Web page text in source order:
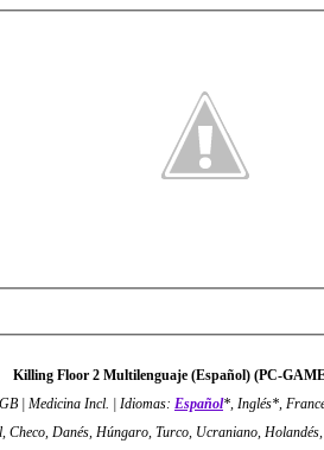
Killing Floor 2 Multilenguaje (Español) (PC-
| Medicina Incl. | Idiomas: Español*, Inglés*,
Checo, Danés, Húngaro, Turco, Ucraniano,